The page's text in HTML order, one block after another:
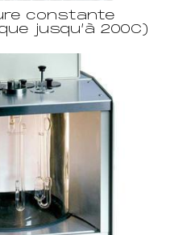
constante
jusqu’à 200C)